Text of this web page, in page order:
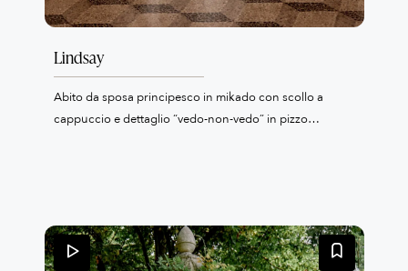
Lindsay
Abito da sposa principesco in mikado con scollo a
cappuccio e dettaglio “vedo-non-vedo” in pizzo
scollatura a V in tulle trasparente lascia intravedere le
stecche a vista sotto le applicazioni di pizzo con perline.